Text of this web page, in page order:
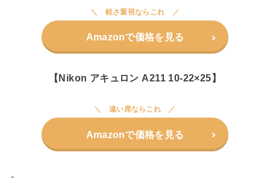
軽さ重視ならこれ
Amazonで価格を見る
【Nikon アキュロン A211 10-22×25】
遠い席ならこれ
Amazonで価格を見る
-